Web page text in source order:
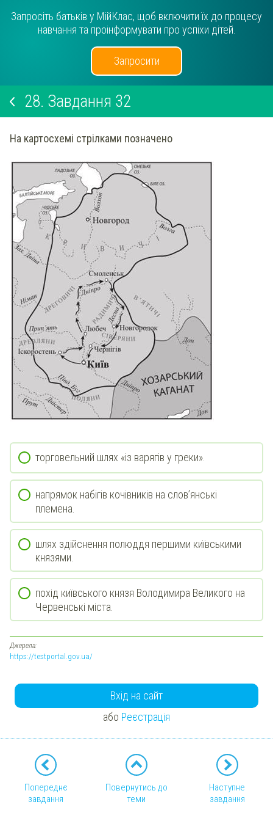
Запросіть батьків у МійКлас, щоб включити їх до процесу
навчання та проінформувати про успіхи дітей.
Запросити
28. Завдання 32
На картосхемі стрілками позначено
торговельний шлях «із варягів у греки».
напрямок набігів кочівників на слов’янські
племена.
шлях здійснення полюддя першими київськими
князями.
похід київського князя Володимира Великого на
Червенські міста.
Джерела:
https://testportal.gov.ua/
Вхід на сайт
або Реєстрація
Попереднє
завдання
Повернутись до
теми
Наступне
завдання